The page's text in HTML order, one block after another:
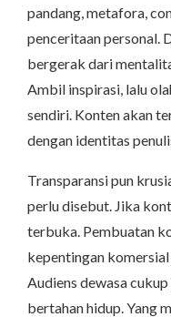
pandang, metafora,
penceritaan personal.
bergerak dari
Ambil inspirasi, lalu
sendiri. Konten akan
dengan identitas
Transparansi pun
perlu disebut. Jika
terbuka. Pembuatan
kepentingan
Audiens dewasa
bertahan hidup. Yang